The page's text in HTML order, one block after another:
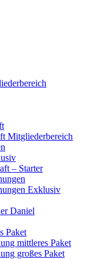
Mitgliederbereich
– Starter
Exklusiv
Daniel
Paket
mittleres Paket
großes Paket